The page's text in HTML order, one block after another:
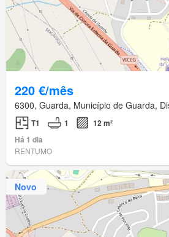
220 €/mês
6300, Guarda, Município de Guarda,
T1 1
12 m²
Há 1 dia
RENTUMO
Novo